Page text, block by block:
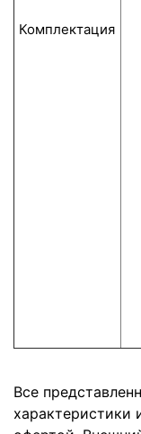
Комплектация
Все
характеристики